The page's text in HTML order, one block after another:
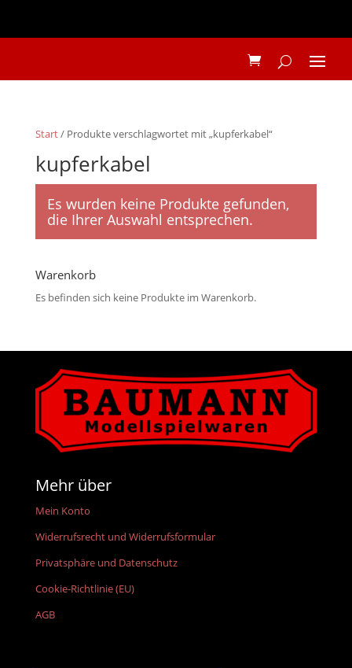
Start/ Produkte verschlagwortet mit „kupferkabel“
kupferkabel
Es wurden keine Produkte gefunden,
die Ihrer Auswahl entsprechen.
Warenkorb
Es befinden sich keine Produkte im Warenkorb.
Mehr über
Mein Konto
Widerrufsrecht und Widerrufsformular
Privatsphäre und Datenschutz
Cookie-Richtlinie (EU)
AGB